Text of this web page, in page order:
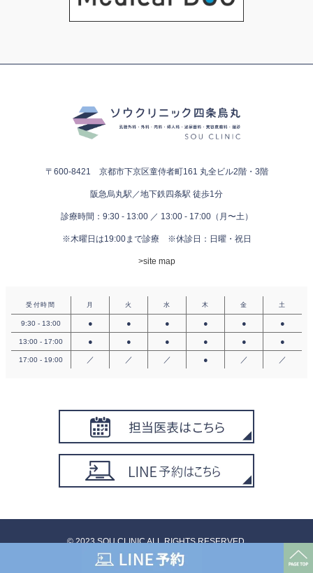
〒600-8421 京都市下京区童侍者町161 丸全ビル2階・3階
阪急烏丸駅／地下鉄四条駅 徒歩1分
診療時間：9:30 - 13:00 ／ 13:00 - 17:00（月〜土）
※木曜日は19:00まで診療 ※休診日：日曜・祝日
>site map
受付時間 月 火 水 木 金 土
9:30 - 13:00 ● ● ● ● ● ●
13:00 - 17:00 ● ● ● ● ● ●
17:00 - 19:00 ／ ／ ／ ● ／ ／
©︎ 2023 SOU CLINIC ALL RIGHTS RESERVED.